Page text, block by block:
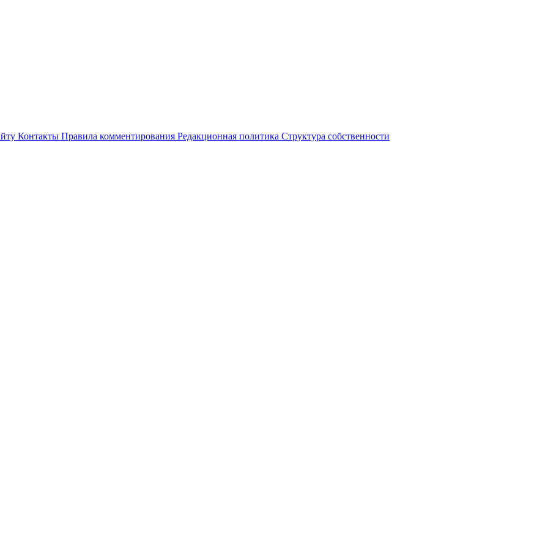
Контакты Правила комментирования Редакционная политика Структура собственности